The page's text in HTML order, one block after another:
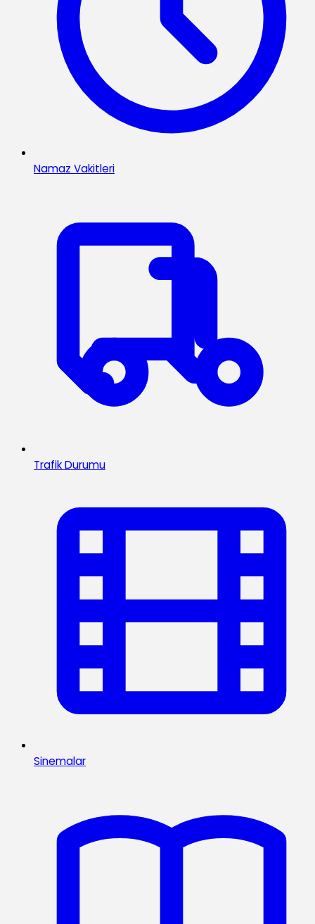
Namaz Vakitleri
Trafik Durumu
Sinemalar